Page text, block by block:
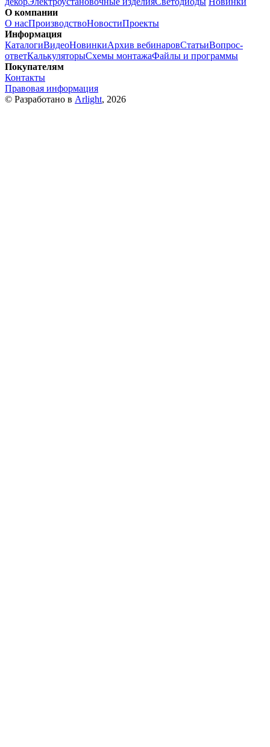
О компании
О насПроизводствоНовостиПроекты
Информация
КаталогиВидеоНовинкиАрхив вебинаровСтатьиВопрос-
ответКалькуляторыСхемы монтажаФайлы и программы
Покупателям
Контакты
Правовая информация
© Разработано в Arlight, 2026